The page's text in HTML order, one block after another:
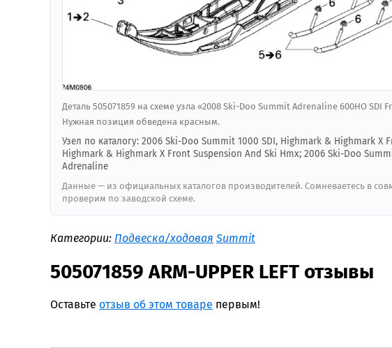
Деталь 505071859 на схеме узла «2008 Ski-Doo Summit Adrenaline 600HO
Нужная позиция обведена красным.
Узел по каталогу: 2006 Ski-Doo Summit 1000 SDI, Highmark & Highmark
Highmark & Highmark X Front Suspension And Ski Hmx; 2006 Ski-Doo
Adrenaline
Данные — из официальных каталогов производителей. Сомневаетесь в
проверим по заводской схеме.
Категории: Подвеска/ходовая Summit
505071859 ARM-UPPER LEFT отзывы
Оставьте отзыв об этом товаре первым!